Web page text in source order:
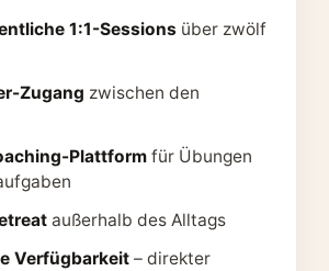
1:1-Sessions über zwölf
Zugang zwischen den
Plattform für Übungen
außerhalb des Alltags
Verfügbarkeit – direkter